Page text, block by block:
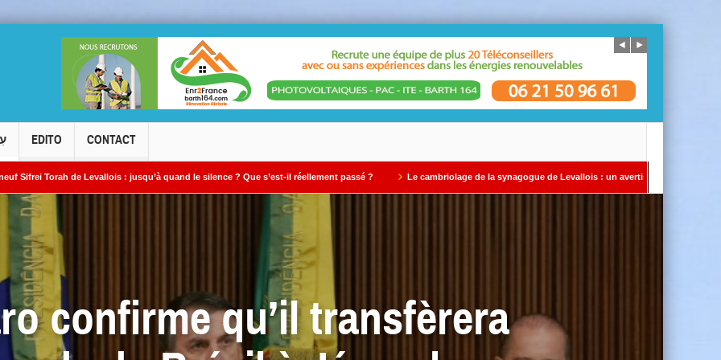
EDITO CONTACT
Levallois : jusqu’à quand le silence ? Que s’est-il réellement passé ? Le cambriolage de la synagogue de Levallois : un avertissement qui ne doit pas être ignoré
confirme qu’il transfèrera